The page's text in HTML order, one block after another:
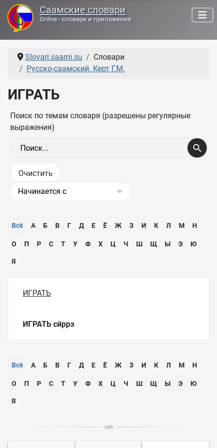
Саамские словари
Online - словари и приложения
Slovari.saami.su
Словари
Русско-саамский. Керт Г.М.
ИГРАТЬ
Поиск по темам словаря (разрешены регулярные
выражения)
Всё А Б В Г Д Е Ё Ж З И К Л М Н
О П Р С Т У Ф Х Ц Ч Ш Щ Ы Э Ю
Я
ИГРАТЬ
ИГРАТЬ сӣррэ
Всё А Б В Г Д Е Ё Ж З И К Л М Н
О П Р С Т У Ф Х Ц Ч Ш Щ Ы Э Ю
Я